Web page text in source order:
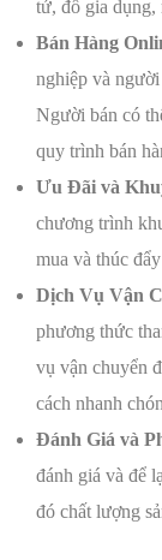
tử, đồ gia dụng,
Bán Hàng
nghiệp và người
Người bán có
quy trình bán
Ưu Đãi và
chương trình
mua và thúc
Dịch Vụ Vận
phương thức
vụ vận chuyển
cách nhanh
Đánh Giá và
đánh giá và để
đó chất lượng